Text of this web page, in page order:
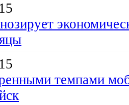
темпами